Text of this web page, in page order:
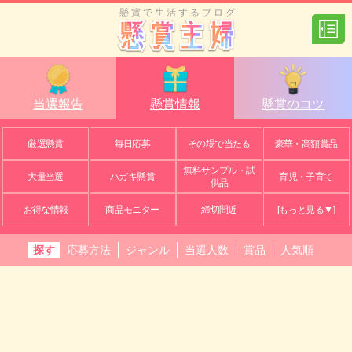
懸賞で生活するブログ
当選報告 懸賞情報 懸賞のコツ
厳選懸賞 毎日応募 その場で当たる 豪華・高額賞品
大量当選 ハガキ懸賞
無料サンプル・試
供品
育児・子育て
お得な情報 商品モニター 締切間近 [もっと見る▼]
探す 応募方法 ジャンル 当選人数 賞品 人気順